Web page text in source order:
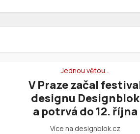
Jednou větou…
V Praze začal
designu Designblok
a potrvá do 12. října
Více na designblok.cz